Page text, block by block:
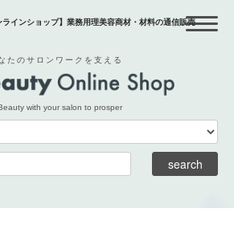
ラインショップ】業務用理美容商材・材料の通信販売
たのサロンワークを支える
with your salon to prosper